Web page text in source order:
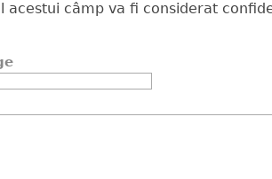
acestui câmp va fi considerat